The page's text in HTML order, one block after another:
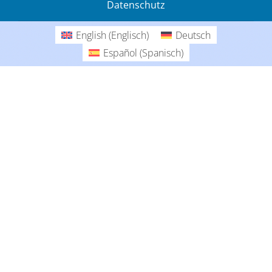
Datenschutz
English (Englisch)
Deutsch
Español (Spanisch)